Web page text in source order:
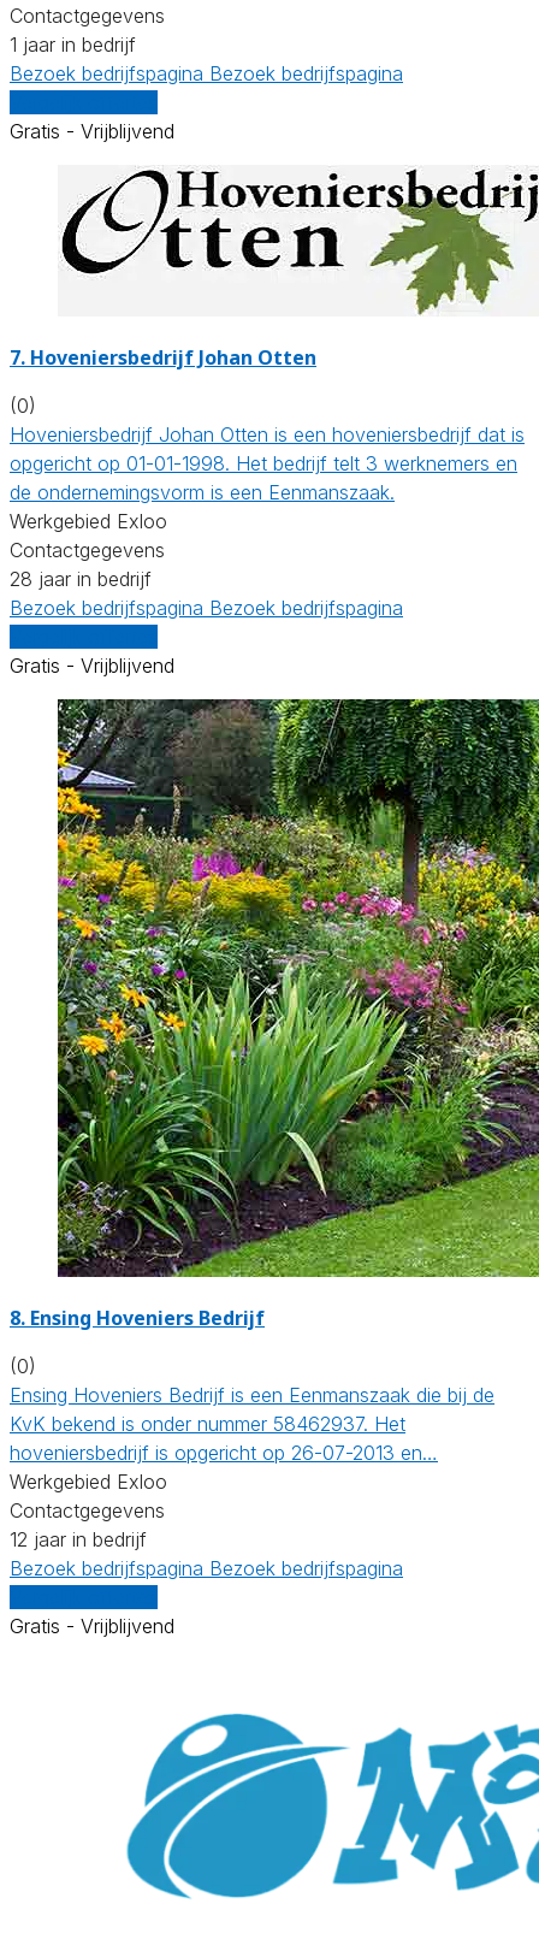
Contactgegevens
1 jaar in bedrijf
Bezoek bedrijfspagina Bezoek bedrijfspagina
Gratis - Vrijblijvend
7. Hoveniersbedrijf Johan Otten
(0)
Hoveniersbedrijf Johan Otten is een hoveniersbedrijf dat is
opgericht op 01-01-1998. Het bedrijf telt 3 werknemers en
de ondernemingsvorm is een Eenmanszaak.
Werkgebied Exloo
Contactgegevens
28 jaar in bedrijf
Bezoek bedrijfspagina Bezoek bedrijfspagina
Gratis - Vrijblijvend
8. Ensing Hoveniers Bedrijf
(0)
Ensing Hoveniers Bedrijf is een Eenmanszaak die bij de
KvK bekend is onder nummer 58462937. Het
hoveniersbedrijf is opgericht op 26-07-2013 en…
Werkgebied Exloo
Contactgegevens
12 jaar in bedrijf
Bezoek bedrijfspagina Bezoek bedrijfspagina
Gratis - Vrijblijvend